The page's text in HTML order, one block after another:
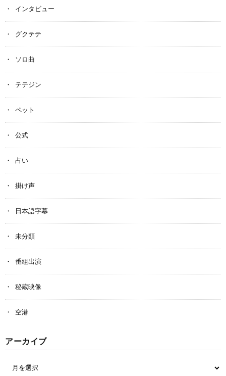
インタビュー
グクテテ
ソロ曲
テテジン
ペット
公式
占い
掛け声
日本語字幕
未分類
番組出演
秘蔵映像
空港
アーカイブ